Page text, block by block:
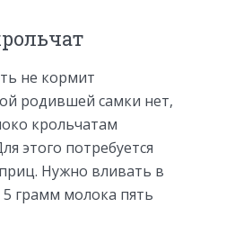
не кормит
родившей самки нет,
крольчатам
этого потребуется
Нужно вливать в
грамм молока пять